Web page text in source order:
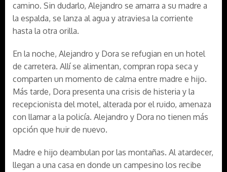
camino. Sin dudarlo, Alejandro se amarra a su madre a
la espalda, se lanza al agua y atraviesa la corriente
hasta la otra orilla.
En la noche, Alejandro y Dora se refugian en un hotel
de carretera. Allí se alimentan, compran ropa seca y
comparten un momento de calma entre madre e hijo.
Más tarde, Dora presenta una crisis de histeria y la
recepcionista del motel, alterada por el ruido, amenaza
con llamar a la policía. Alejandro y Dora no tienen más
opción que huir de nuevo.
Madre e hijo deambulan por las montañas. Al atardecer,
llegan a una casa en donde un campesino los recibe